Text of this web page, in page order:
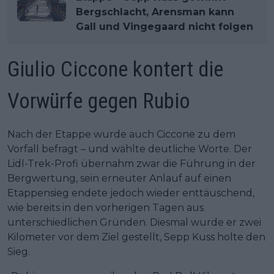
Bergschlacht, Arensman kann
Gall und Vingegaard nicht folgen
Giulio Ciccone kontert die
Vorwürfe gegen Rubio
Nach der Etappe wurde auch Ciccone zu dem
Vorfall befragt – und wählte deutliche Worte. Der
Lidl-Trek-Profi übernahm zwar die Führung in der
Bergwertung, sein erneuter Anlauf auf einen
Etappensieg endete jedoch wieder enttäuschend,
wie bereits in den vorherigen Tagen aus
unterschiedlichen Gründen. Diesmal wurde er zwei
Kilometer vor dem Ziel gestellt, Sepp Kuss holte den
Sieg.